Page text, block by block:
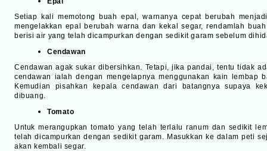
Setiap kali memotong buah epal, warnanya cepat berubah
mengelakkan epal berubah warna dan kekal segar, rendamlah
berisi air yang telah dicampurkan dengan sedikit garam sebelum
Cendawan
Cendawan agak sukar dibersihkan. Tetapi, jika pandai, tentu tidak
cendawan ialah dengan mengelapnya menggunakan kain lembap
Kemudian pisahkan kepala cendawan dari batangnya supaya
dibuang.
Tomato
Untuk merangupkan tomato yang telah terlalu ranum dan sedikit
telah dicampurkan dengan sedikit garam. Masukkan ke dalam peti
akan kembali segar.